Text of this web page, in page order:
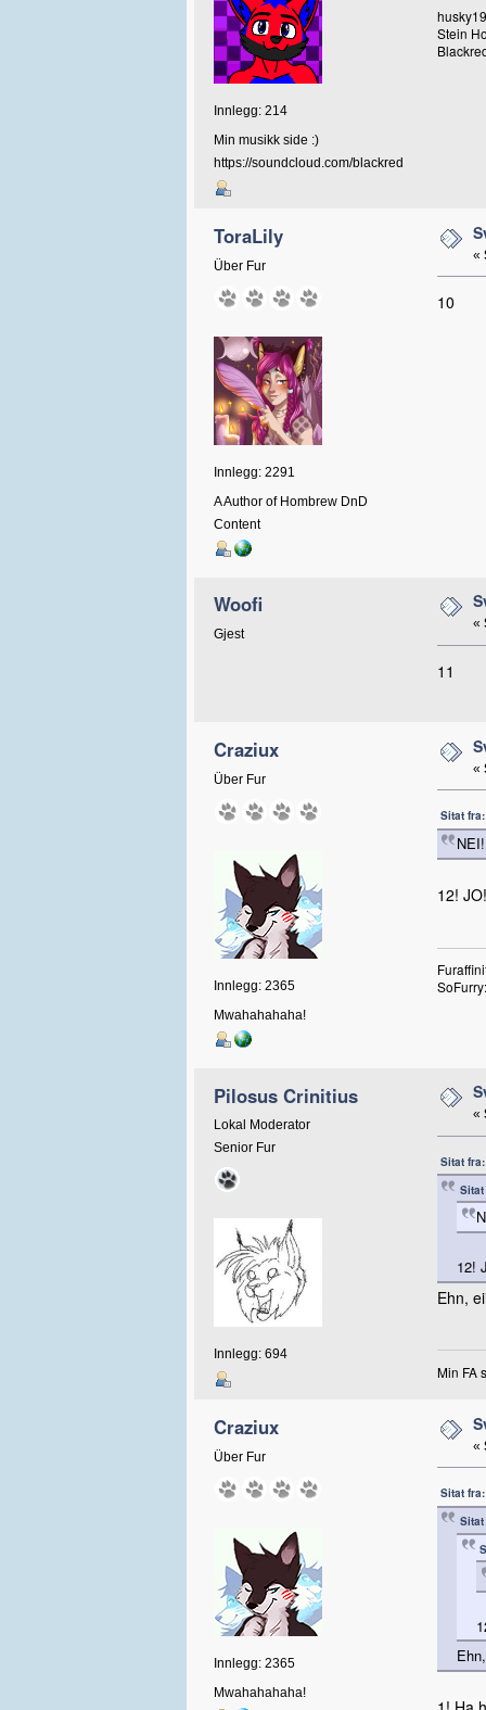
Innlegg: 214
Min musikk side :)
https://soundcloud.com/blackred
Stein
ToraLily
Über Fur
Innlegg: 2291
A Author of Hombrew DnD
Content
«
10
Woofi
Gjest
«
11
Craziux
Über Fur
Innlegg: 2365
Mwahahahaha!
«
Sitat
NEI!
12! JO!
Pilosus Crinitius
Lokal Moderator
Senior Fur
Innlegg: 694
«
Sitat
12!
Ehn,
Min FA
Craziux
Über Fur
Innlegg: 2365
Mwahahahaha!
«
Sitat